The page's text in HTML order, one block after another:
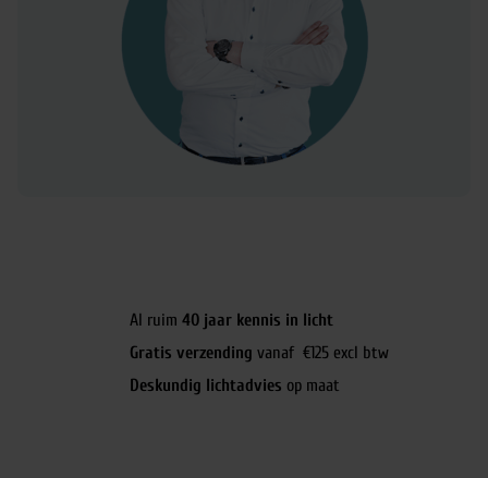
Al ruim 40 jaar kennis in licht
Gratis verzending vanaf €125 excl btw
Deskundig lichtadvies op maat